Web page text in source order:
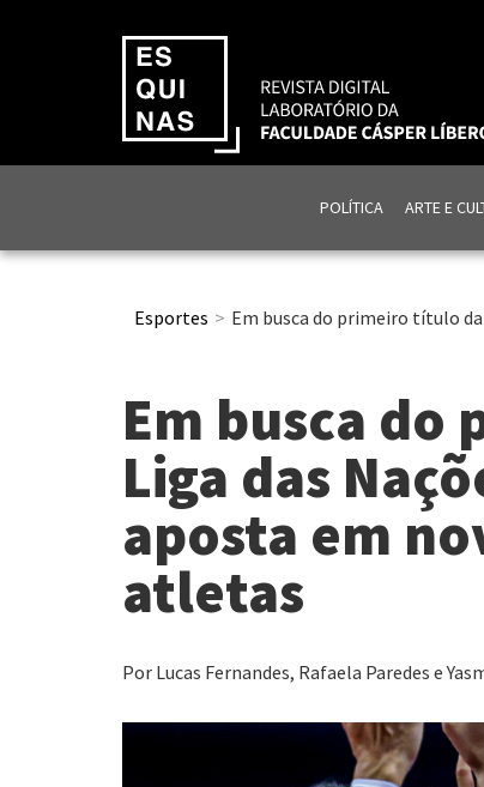
POLÍTICA ARTE E
Esportes Em busca do primeiro título
Em busca
Liga das
aposta em
atletas
Por Lucas Fernandes, Rafaela Paredes e